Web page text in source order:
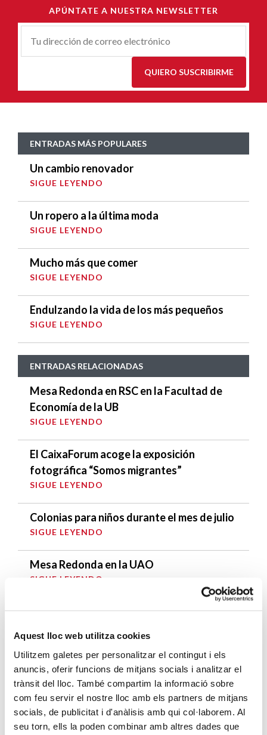
Aquest lloc web utilitza cookies
Utilitzem galetes per personalitzar el contingut i els
anuncis, oferir funcions de mitjans socials i analitzar el
trànsit del lloc. També compartim la informació sobre
com feu servir el nostre lloc amb els partners de mitjans
socials, de publicitat i d'anàlisis amb qui col·laborem. Al
seu torn, ells la poden combinar amb altres dades que
APÚNTATE A NUESTRA NEWSLETTER
Correu-
QUIERO SUSCRIBIRME
ENTRADAS MÁS POPULARES
Un cambio renovador
SIGUE LEYENDO
Un ropero a la última moda
SIGUE LEYENDO
Mucho más que comer
SIGUE LEYENDO
Endulzando la vida de los más pequeños
SIGUE LEYENDO
ENTRADAS RELACIONADAS
Mesa Redonda en RSC en la Facultad de
Economía de la UB
SIGUE LEYENDO
El CaixaForum acoge la exposición
fotográfica “Somos migrantes”
SIGUE LEYENDO
Colonias para niños durante el mes de julio
SIGUE LEYENDO
Mesa Redonda en la UAO
SIGUE LEYENDO
situación en Ceuta y hace un llamamiento a
la protección de la dignidad humana
SIGUE LEYENDO
Cáritas Barcelona acompaña a más de